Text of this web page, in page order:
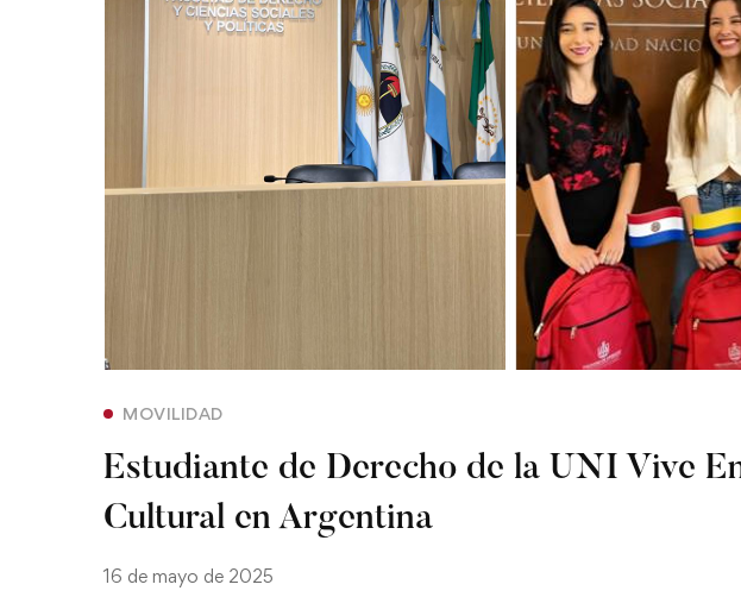
MOVILIDAD
Estudiante de Derecho de la UNI Vive
Cultural en Argentina
16 de mayo de 2025